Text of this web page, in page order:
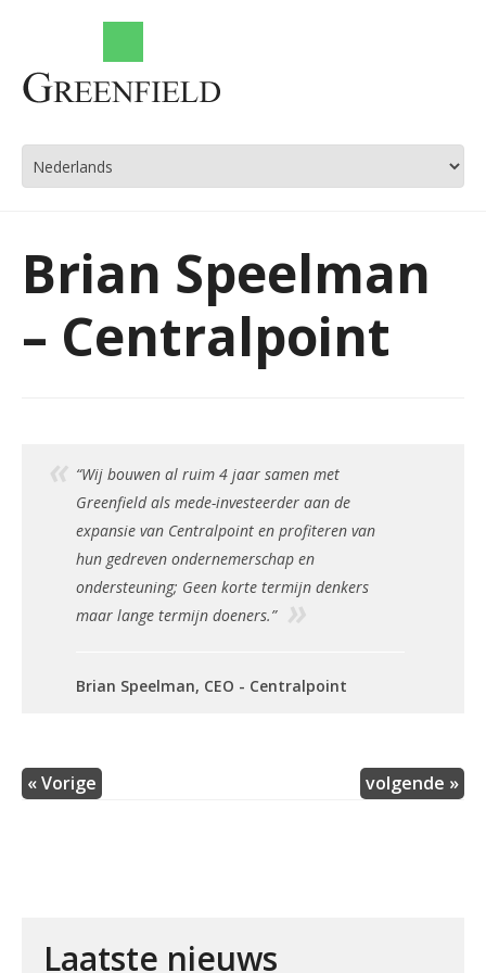
Brian Speelman
– Centralpoint
“Wij bouwen al ruim 4 jaar samen met
Greenfield als mede-investeerder aan de
expansie van Centralpoint en profiteren van
hun gedreven ondernemerschap en
ondersteuning; Geen korte termijn denkers
maar lange termijn doeners.”
Brian Speelman, CEO - Centralpoint
« Vorige volgende »
Laatste nieuws